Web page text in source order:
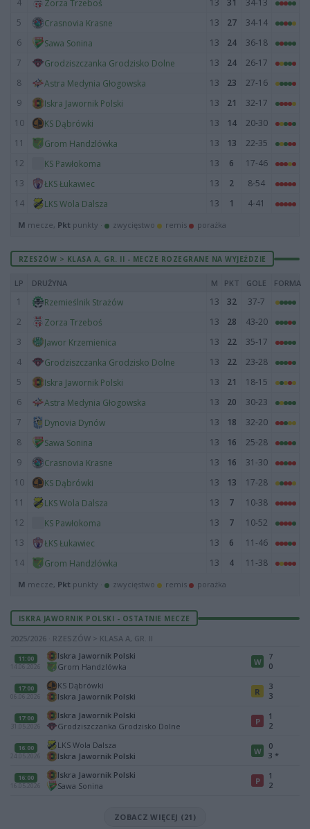
4 Zorza Trzeboś 13 31
34-13
5
Crasnovia Krasne 13 27
34-14
6
Sawa Sonina 13 24
36-18
7
Grodziszczanka Grodzisko Dolne 13 24
26-17
8
Astra Medynia Głogowska 13 23
27-16
9
Iskra Jawornik Polski 13 21
32-17
10
KS Dąbrówki 13 14
20-30
11
Grom Handzlówka 13 13
22-35
12
KS Pawłokoma 13 6
17-46
13
ŁKS Łukawiec 13 2
8-54
14
LKS Wola Dalsza 13 1 4-41
M mecze, Pkt punkty · zwycięstwo remis porażka
RZESZÓW > KLASA A, GR. II - MECZE ROZEGRANE NA WYJEŹDZIE
LP DRUŻYNA M PKT GOLE FORMA
1 Rzemieślnik Strażów 13 32
37-7
2
Zorza Trzeboś 13 28
43-20
3
Jawor Krzemienica 13 22
35-17
4
Grodziszczanka Grodzisko Dolne 13 22
23-28
5
Iskra Jawornik Polski 13 21
18-15
6
Astra Medynia Głogowska 13 20
30-23
7
Dynovia Dynów 13 18
32-20
8
Sawa Sonina 13 16
25-28
9
Crasnovia Krasne 13 16
31-30
10
KS Dąbrówki 13 13
17-28
11
LKS Wola Dalsza 13 7
10-38
12
KS Pawłokoma 13 7
10-52
13
ŁKS Łukawiec 13 6
11-46
14
Grom Handzlówka 13 4 11-38
M mecze, Pkt punkty · zwycięstwo remis porażka
ISKRA JAWORNIK POLSKI - OSTATNIE MECZE
2025/2026 · RZESZÓW > KLASA A, GR. II
11:00
14.06.2026
Iskra Jawornik Polski
Grom Handzlówka
W
7
0
17:00
06.06.2026
KS Dąbrówki
Iskra Jawornik Polski
R
3
3
17:00
31.05.2026
Iskra Jawornik Polski
Grodziszczanka Grodzisko Dolne
P
1
2
16:00
24.05.2026
LKS Wola Dalsza
Iskra Jawornik Polski
W
0
3 *
16:00
16.05.2026
Iskra Jawornik Polski
Sawa Sonina
P
1
2
ZOBACZ WIĘCEJ (21)